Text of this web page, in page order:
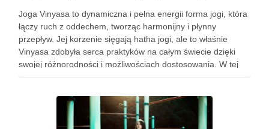
Joga Vinyasa to dynamiczna i pełna energii forma jogi, która
łączy ruch z oddechem, tworząc harmonijny i płynny
przepływ. Jej korzenie sięgają hatha jogi, ale to właśnie
Vinyasa zdobyła serca praktyków na całym świecie dzięki
swojej różnorodności i możliwościach dostosowania. W tej
praktyce każdy ruch jest zsynchronizowany z oddechem, co